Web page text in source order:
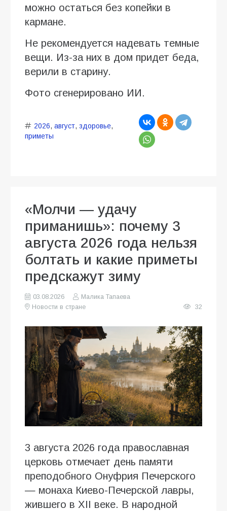
можно остаться без копейки в
кармане.
Не рекомендуется надевать темные
вещи. Из-за них в дом придет беда,
верили в старину.
Фото сгенерировано ИИ.
2026, август, здоровье,
приметы
«Молчи — удачу
приманишь»: почему 3
августа 2026 года нельзя
болтать и какие приметы
предскажут зиму
03.08.2026
Малика Тапаева
Новости в стране
32
3 августа 2026 года православная
церковь отмечает день памяти
преподобного Онуфрия Печерского
— монаха Киево-Печерской лавры,
жившего в XII веке. В народной